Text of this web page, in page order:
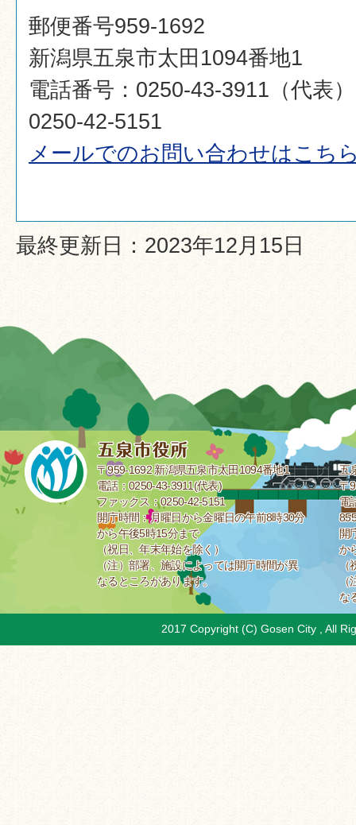
郵便番号959-1692
新潟県五泉市太田1094番地1
電話番号：0250-43-3911（代表
0250-42-5151
メールでのお問い合わせはこち
最終更新日：2023年12月15日
〒959-1692 新潟県五泉市太田1094番地1
電話：0250-43-3911(代表)
ファックス：0250-42-5151
開庁時間：月曜日から金曜日の午前8時30分
から午後5時15分まで
（祝日、年末年始を除く）
（注）部署、施設によっては開庁時間が異
なるところがあります。
五
〒
電
開
か
な
2017 Copyright (C) Gosen City , All